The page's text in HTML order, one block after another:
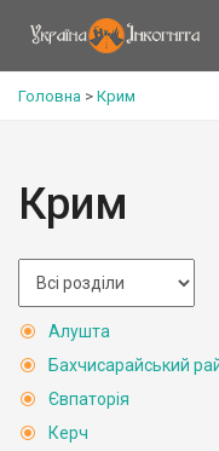
Головна > Крим
Крим
Алушта
Бахчисарайський
Євпаторія
Керч